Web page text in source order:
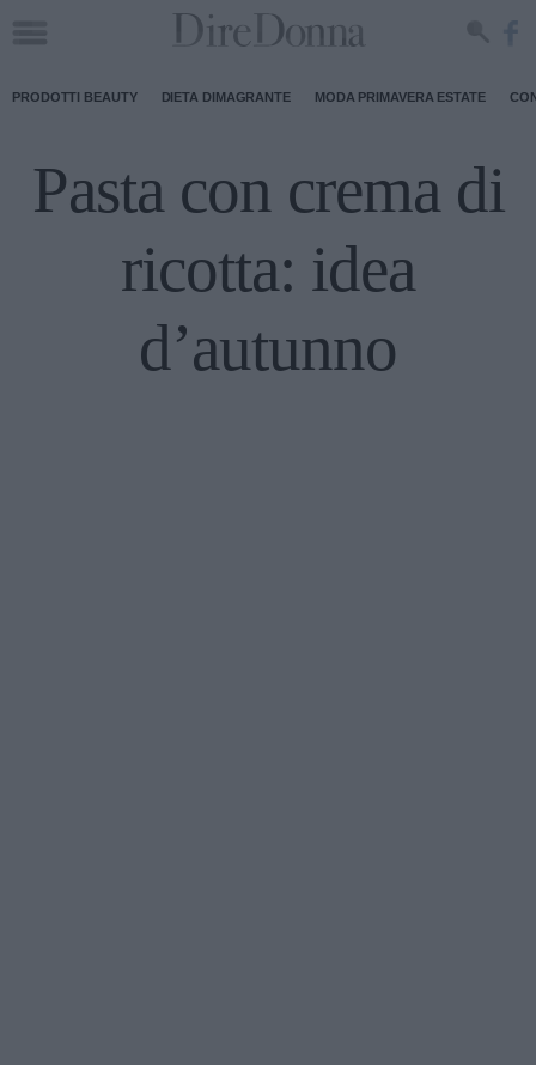
PRODOTTI BEAUTY DIETA DIMAGRANTE MODA PRIMAVERA ESTATE
Pasta con crema di
ricotta: idea
d’autunno